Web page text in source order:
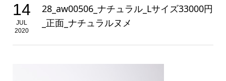
14
JUL
2020
28_aw00506_ナチュラル_Lサイズ33000円
_正面_ナチュラルヌメ